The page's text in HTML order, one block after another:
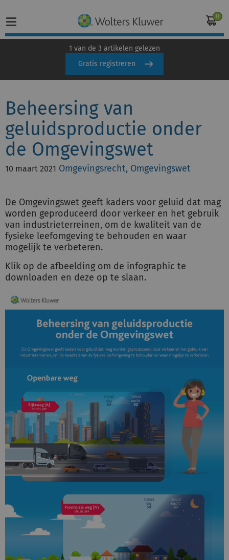
0
Home
Vakgebieden
Actueel
Producten
Juridisch advies
Inloggen op de kennisbank
Inloggen
1 van de 3 artikelen gelezen
Gratis registreren
Beheersing van
geluidsproductie onder
de Omgevingswet
10 maart 2021 Omgevingsrecht, Omgevingswet
De Omgevingswet geeft kaders voor geluid dat mag
worden geproduceerd door verkeer en het gebruik
van industrieterreinen, om de kwaliteit van de
fysieke leefomgeving te behouden en waar
mogelijk te verbeteren.
Klik op de afbeelding om de infographic te
downloaden en deze op te slaan.